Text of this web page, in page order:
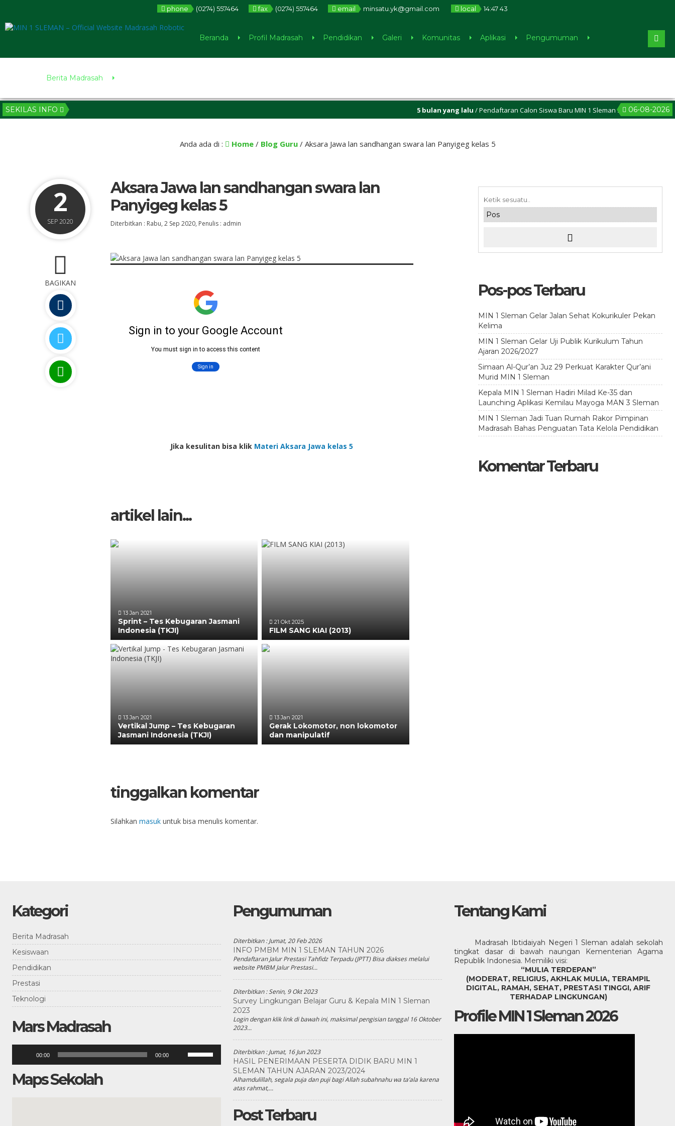
phone (0274) 557464 fax (0274) 557464 email minsatu.yk@gmail.com local 14:4743
Beranda Profil Madrasah Pendidikan Galeri Komunitas Aplikasi Pengumuman
Berita Madrasah
SEKILAS INFO 06-08-2026
5 bulan yang lalu/ Pendaftaran Calon Siswa Baru MIN 1 Sleman sudah dibuka, cek di
Anda ada di : Home/ Blog Guru/ Aksara Jawa lan sandhangan swara lan Panyigeg kelas 5
2
SEP 2020
Aksara Jawa lan sandhangan swara lan
Panyigeg kelas 5
Diterbitkan : Rabu, 2 Sep 2020, Penulis : admin
BAGIKAN
Jika kesulitan bisa klik Materi Aksara Jawa kelas 5
artikel lain...
13 Jan 2021
Sprint – Tes Kebugaran Jasmani
Indonesia (TKJI)
21 Okt 2025
FILM SANG KIAI (2013)
13 Jan 2021
Vertikal Jump – Tes Kebugaran
Jasmani Indonesia (TKJI)
13 Jan 2021
Gerak Lokomotor, non lokomotor
dan manipulatif
tinggalkan komentar
Silahkan masuk untuk bisa menulis komentar.
Pos-pos Terbaru
MIN 1 Sleman Gelar Jalan Sehat Kokurikuler Pekan
Kelima
MIN 1 Sleman Gelar Uji Publik Kurikulum Tahun
Ajaran 2026/2027
Simaan Al-Qur’an Juz 29 Perkuat Karakter Qur’ani
Murid MIN 1 Sleman
Kepala MIN 1 Sleman Hadiri Milad Ke-35 dan
Launching Aplikasi Kemilau Mayoga MAN 3 Sleman
MIN 1 Sleman Jadi Tuan Rumah Rakor Pimpinan
Madrasah Bahas Penguatan Tata Kelola Pendidikan
Komentar Terbaru
Kategori
Berita Madrasah
Kesiswaan
Pendidikan
Prestasi
Teknologi
Mars Madrasah
00:00 00:00
Anak
Panah
Maps Sekolah
Pengumuman
Diterbitkan :Jumat, 20 Feb 2026
INFO PMBM MIN 1 SLEMAN TAHUN 2026
Pendaftaran Jalur Prestasi Tahfidz Terpadu (JPTT) Bisa diakses melalui
website PMBM Jalur Prestasi...
Diterbitkan :Senin, 9 Okt 2023
Survey Lingkungan Belajar Guru & Kepala MIN 1 Sleman
2023
Login dengan klik link di bawah ini, maksimal pengisian tanggal 16 Oktober
2023...
Diterbitkan :Jumat, 16 Jun 2023
HASIL PENERIMAAN PESERTA DIDIK BARU MIN 1
SLEMAN TAHUN AJARAN 2023/2024
Alhamdulillah, segala puja dan puji bagi Allah subahnahu wa ta’ala karena
atas rahmat,...
Post Terbaru
Tentang Kami
Madrasah Ibtidaiyah Negeri 1 Sleman adalah sekolah
tingkat dasar di bawah naungan Kementerian Agama
Republik Indonesia. Memiliki visi:
“MULIA TERDEPAN”
(MODERAT, RELIGIUS, AKHLAK MULIA, TERAMPIL
DIGITAL, RAMAH, SEHAT, PRESTASI TINGGI, ARIF
TERHADAP LINGKUNGAN)
Profile MIN 1 Sleman 2026